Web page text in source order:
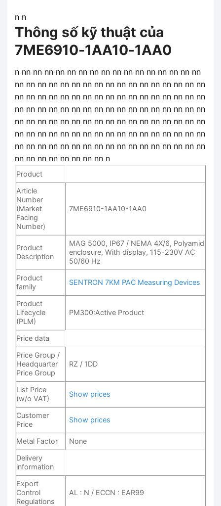
n n
Thông số kỹ thuật của
7ME6910-1AA10-1AA0
n nn nn nn nn nn nn nn nn nn nn nn nn nn nn nn nn
nn nn nn nn nn nn nn nn nn nn nn nn nn nn nn nn nn
nn nn nn nn nn nn nn nn nn nn nn nn nn nn nn nn nn
nn nn nn nn nn nn nn nn nn nn nn nn nn nn nn nn nn
nn nn nn nn nn nn nn nn nn nn nn nn nn nn nn nn nn
nn nn nn nn nn nn nn nn nn nn nn nn nn nn nn nn nn
nn nn nn nn nn nn nn nn nn nn nn nn nn nn nn nn nn
nn nn nn nn nn nn nn nn n
Product
Article
Number
(Market
Facing
Number)
7ME6910-1AA10-1AA0
Product
Description
MAG 5000, IP67 / NEMA 4X/6, Polyamid
enclosure, With display, 115-230V AC
50/60 Hz
Product
family
SENTRON 7KM PAC Measuring Devices
Product
Lifecycle
(PLM)
PM300:Active Product
Price data
Price Group /
Headquarter
Price Group
RZ / 1DD
List Price
(w/o VAT)
Show prices
Customer
Price
Show prices
Metal Factor
None
Delivery
information
Export
Control
Regulations
AL : N / ECCN : EAR99